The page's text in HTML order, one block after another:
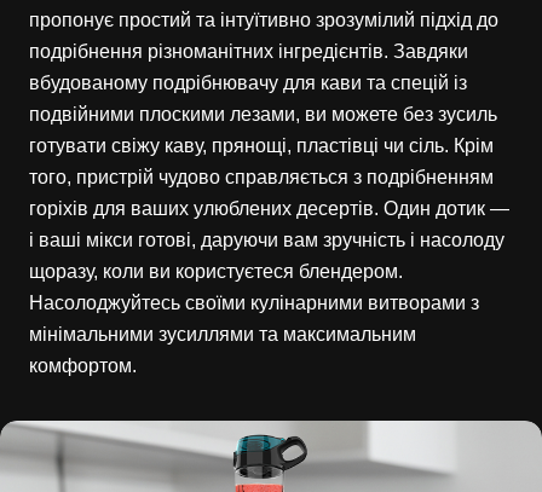
пропонує простий та інтуїтивно зрозумілий підхід до
подрібнення різноманітних інгредієнтів. Завдяки
вбудованому подрібнювачу для кави та спецій із
подвійними плоскими лезами, ви можете без зусиль
готувати свіжу каву, прянощі, пластівці чи сіль. Крім
того, пристрій чудово справляється з подрібненням
горіхів для ваших улюблених десертів. Один дотик —
і ваші мікси готові, даруючи вам зручність і насолоду
щоразу, коли ви користуєтеся блендером.
Насолоджуйтесь своїми кулінарними витворами з
мінімальними зусиллями та максимальним
комфортом.